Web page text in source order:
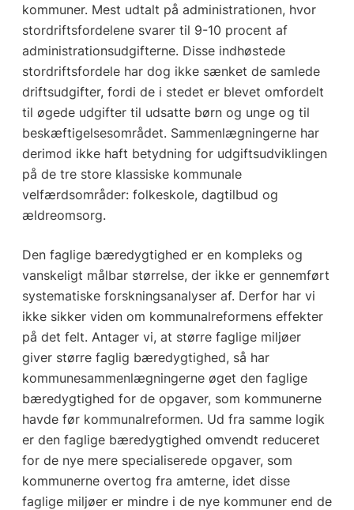
kommuner. Mest udtalt på administrationen, hvor
stordriftsfordelene svarer til 9-10 procent af
administrationsudgifterne. Disse indhøstede
stordriftsfordele har dog ikke sænket de samlede
driftsudgifter, fordi de i stedet er blevet omfordelt
til øgede udgifter til udsatte børn og unge og til
beskæftigelsesområdet. Sammenlægningerne har
derimod ikke haft betydning for udgiftsudviklingen
på de tre store klassiske kommunale
velfærdsområder: folkeskole, dagtilbud og
ældreomsorg.
Den faglige bæredygtighed er en kompleks og
vanskeligt målbar størrelse, der ikke er gennemført
systematiske forskningsanalyser af. Derfor har vi
ikke sikker viden om kommunalreformens effekter
på det felt. Antager vi, at større faglige miljøer
giver større faglig bæredygtighed, så har
kommunesammenlægningerne øget den faglige
bæredygtighed for de opgaver, som kommunerne
havde før kommunalreformen. Ud fra samme logik
er den faglige bæredygtighed omvendt reduceret
for de nye mere specialiserede opgaver, som
kommunerne overtog fra amterne, idet disse
faglige miljøer er mindre i de nye kommuner end de